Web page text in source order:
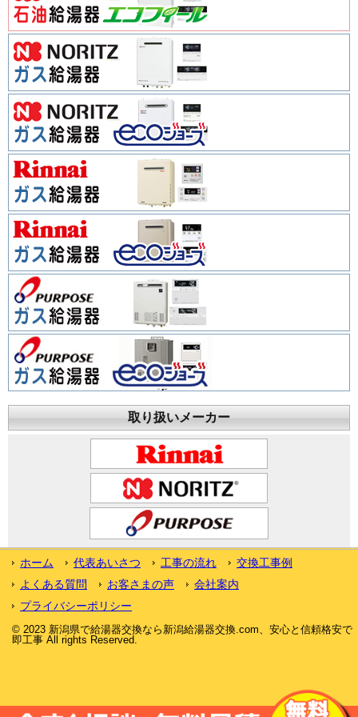
取り扱いメーカー
ホーム 代表あいさつ 工事の流れ
交換工事例
よくある質問
お客さまの声
会社案内
プライバシーポリシー
© 2023 新潟県で給湯器交換なら新潟給湯器交換.com、安心と信頼格安で
即工事 All rights Reserved.